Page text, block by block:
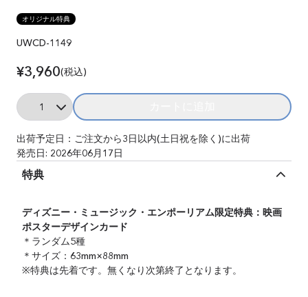
オリジナル特典
UWCD-1149
¥3,960(税込)
Quantity
Add ディズニー・チャ
出荷予定日：ご注文から3日以内(土日祝を除く)に出荷
発売日: 2026年06月17日
特典
ディズニー・ミュージック・エンポーリアム限定特典： 映画
ポスターデザインカード
＊ランダム5種
＊サイズ：63mm×88mm
※特典は先着です。無くなり次第終了となります。